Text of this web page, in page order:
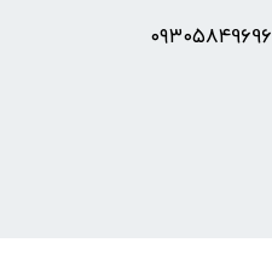
۰۹۳۰۵8۴9696